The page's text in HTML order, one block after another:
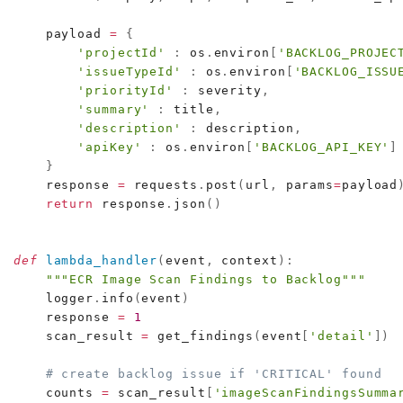
    payload
=
{
'projectId'
: os . environ
'issueTypeId'
: os .environ
'priorityId'
: severity ,
'summary'
: title ,
'description'
: description ,
'apiKey'
: os . environ 'BACKLOG_API_KEY'
}
    response
= requests . post ( url , params=payload
return
response . json ( )
def lambda_handler (event , context ) :
"""ECR Image Scan Findings to Backlog"""
    logger
. info (event )
    response
=
1
    scan_result
= get_findings ( event 'detail' )
# create backlog issue if 'CRITICAL' found
    counts
= scan_result